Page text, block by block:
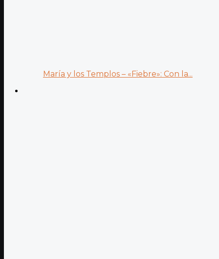
María y los Templos – «Fiebre»: Con la...